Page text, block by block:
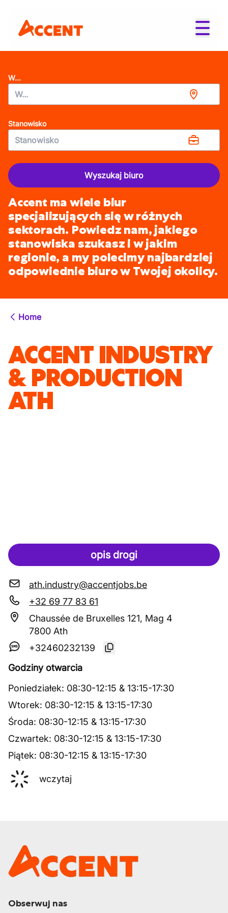
W...
Stanowisko
Wyszukaj biuro
Accent ma wiele biur
specjalizujących się w różnych
sektorach. Powiedz nam, jakiego
stanowiska szukasz i w jakim
regionie, a my polecimy najbardziej
odpowiednie biuro w Twojej okolicy.
Home
ACCENT INDUSTRY
& PRODUCTION
ATH
opis drogi
ath.industry@accentjobs.be
+32 69 77 83 61
Chaussée de Bruxelles 121, Mag 4
7800 Ath
+32460232139
Godziny otwarcia
Poniedziałek: 08:30-12:15 & 13:15-17:30
Wtorek: 08:30-12:15 & 13:15-17:30
Środa: 08:30-12:15 & 13:15-17:30
Czwartek: 08:30-12:15 & 13:15-17:30
Piątek: 08:30-12:15 & 13:15-17:30
wczytaj
Obserwuj nas